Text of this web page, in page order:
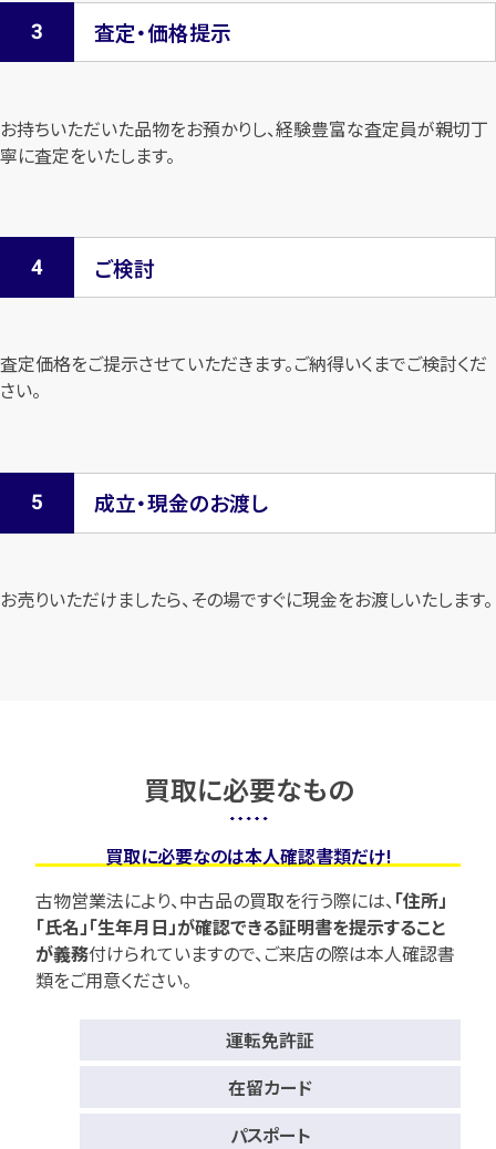
査定・価格提示
お持ちいただいた品物をお預かりし、経験豊富な査定員が親切丁
寧に査定をいたします。
ご検討
査定価格をご提示させていただきます。ご納得いくまでご検討くだ
さい。
成立・現金のお渡し
お売りいただけましたら、その場ですぐに現金をお渡しいたします。
買取に必要なもの
買取に必要なのは本人確認書類だけ!
古物営業法により、中古品の買取を行う際には、「住所」
「氏名」「生年月日」が確認できる証明書を提示すること
が義務付けられていますので、ご来店の際は本人確認書
類をご用意ください。
運転免許証
在留カード
パスポート